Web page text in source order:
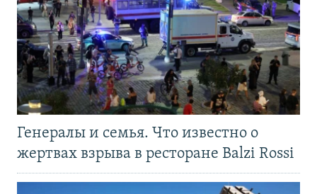
Генералы и семья. Что известно о
жертвах взрыва в ресторане Balzi Rossi